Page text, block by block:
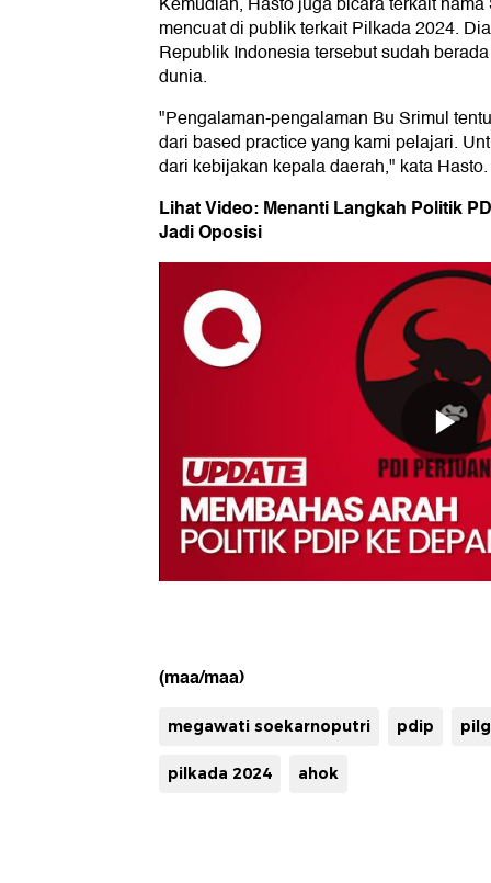
mencuat di publik terkait Pilkada 2024.
Republik Indonesia tersebut sudah
dunia.
"Pengalaman-pengalaman Bu Srimul
dari based practice yang kami pelajari.
dari kebijakan kepala daerah," kata Hasto.
Lihat Video: Menanti Langkah Politik
Jadi Oposisi
(maa/maa)
megawati soekarnoputri pdip
pilkada 2024 ahok